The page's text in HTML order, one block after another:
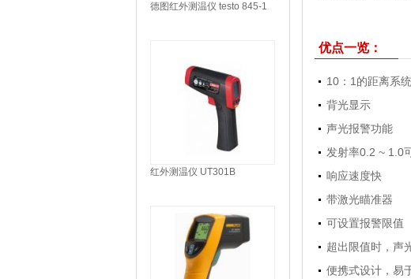
优点一览：
10：1的距离系
背光显示
声光报警功能
发射率0.2 ~ 1.0
响应速度快
带激光瞄准器
可设置报警限值
超出限值时，声
便携式设计，易
德图红外测温仪 testo 845-1
红外测温仪 UT301B